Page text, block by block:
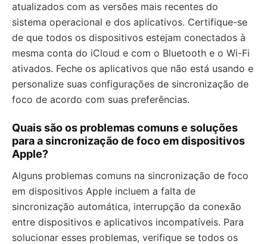
atualizados com as versões mais recentes do
sistema operacional e dos aplicativos. Certifique-se
de que todos os dispositivos estejam conectados à
mesma conta do iCloud e com o Bluetooth e o Wi-Fi
ativados. Feche os aplicativos que não está usando e
personalize suas configurações de sincronização de
foco de acordo com suas preferências.
Quais são os problemas comuns e soluções
para a sincronização de foco em dispositivos
Apple?
Alguns problemas comuns na sincronização de foco
em dispositivos Apple incluem a falta de
sincronização automática, interrupção da conexão
entre dispositivos e aplicativos incompatíveis. Para
solucionar esses problemas, verifique se todos os